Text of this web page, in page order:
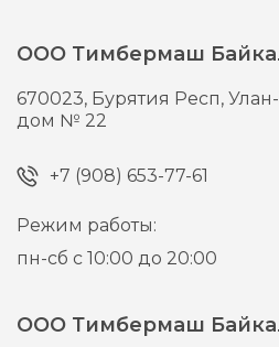
ООО Тимбермаш
670023, Бурятия Респ,
дом № 22
+7 (908) 653-77-61
Режим работы:
пн-сб с 10:00 до 20:00
ООО Тимбермаш